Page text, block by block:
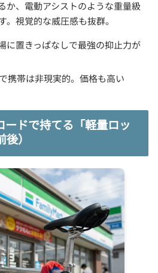
か、電動アシストのような重量級
。視覚的な威圧感も抜群。
に置きっぱなしで最強の抑止力が
携帯は非現実的。価格も高い
ードで持てる「軽量ロッ
）